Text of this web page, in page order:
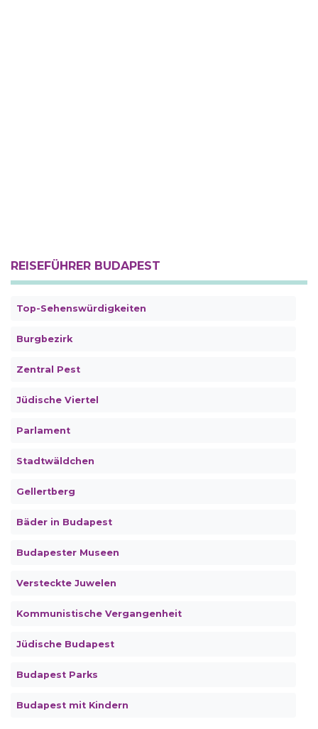
REISEFÜHRER BUDAPEST
Top-Sehenswürdigkeiten
Burgbezirk
Zentral Pest
Jüdische Viertel
Parlament
Stadtwäldchen
Gellertberg
Bäder in Budapest
Budapester Museen
Versteckte Juwelen
Kommunistische Vergangenheit
Jüdische Budapest
Budapest Parks
Budapest mit Kindern